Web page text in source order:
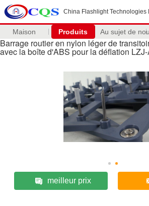
China Flashlight Technologies
Maison Produits Au sujet de
Barrage routier en nylon léger de
avec la boîte d'ABS pour la déflation
meilleur prix